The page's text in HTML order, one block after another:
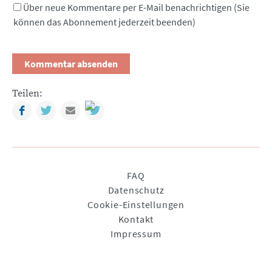
Über neue Kommentare per E-Mail benachrichtigen (Sie
können das Abonnement jederzeit beenden)
Teilen:
FacebookTwitterMail
FAQ
Datenschutz
Cookie-Einstellungen
Kontakt
Impressum